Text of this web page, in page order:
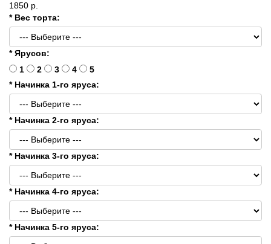
1850 р.
* Вес торта:
* Ярусов:
1
2 3 4
5
* Начинка 1-го яруса:
* Начинка 2-го яруса:
* Начинка 3-го яруса:
* Начинка 4-го яруса:
* Начинка 5-го яруса: